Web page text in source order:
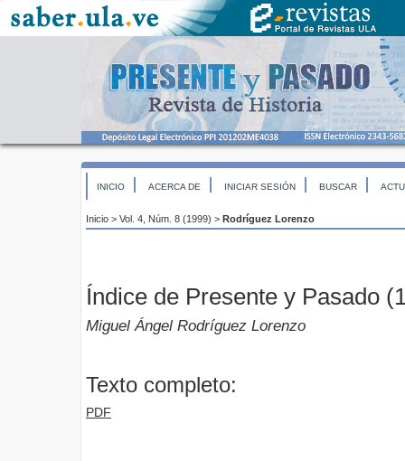
INICIO ACERCA DE INICIAR SESIÓN BUSCAR
Inicio > Vol. 4, Núm. 8 (1999) > Rodríguez Lorenzo
Índice de Presente y Pasado
Miguel Ángel Rodríguez Lorenzo
Texto completo:
PDF